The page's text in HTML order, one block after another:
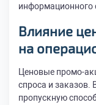
информационного
Влияние
на
Ценовые промо-
спроса и заказов.
пропускную